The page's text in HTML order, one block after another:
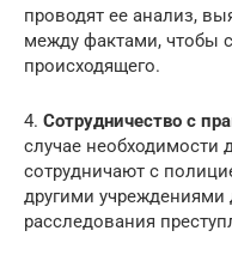
проводят ее анализ,
между фактами, чтобы
происходящего.
4. Сотрудничество с
случае необходимости
сотрудничают с
другими учреждениями
расследования